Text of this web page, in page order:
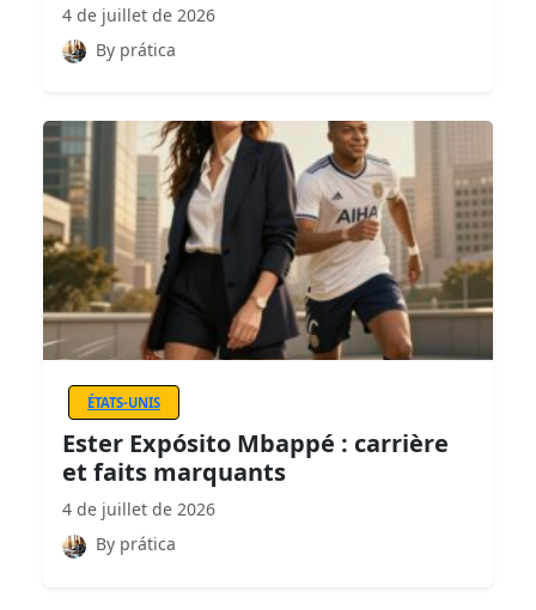
4 de juillet de 2026
By prática
ÉTATS-UNIS
Ester Expósito Mbappé : carrière
et faits marquants
4 de juillet de 2026
By prática